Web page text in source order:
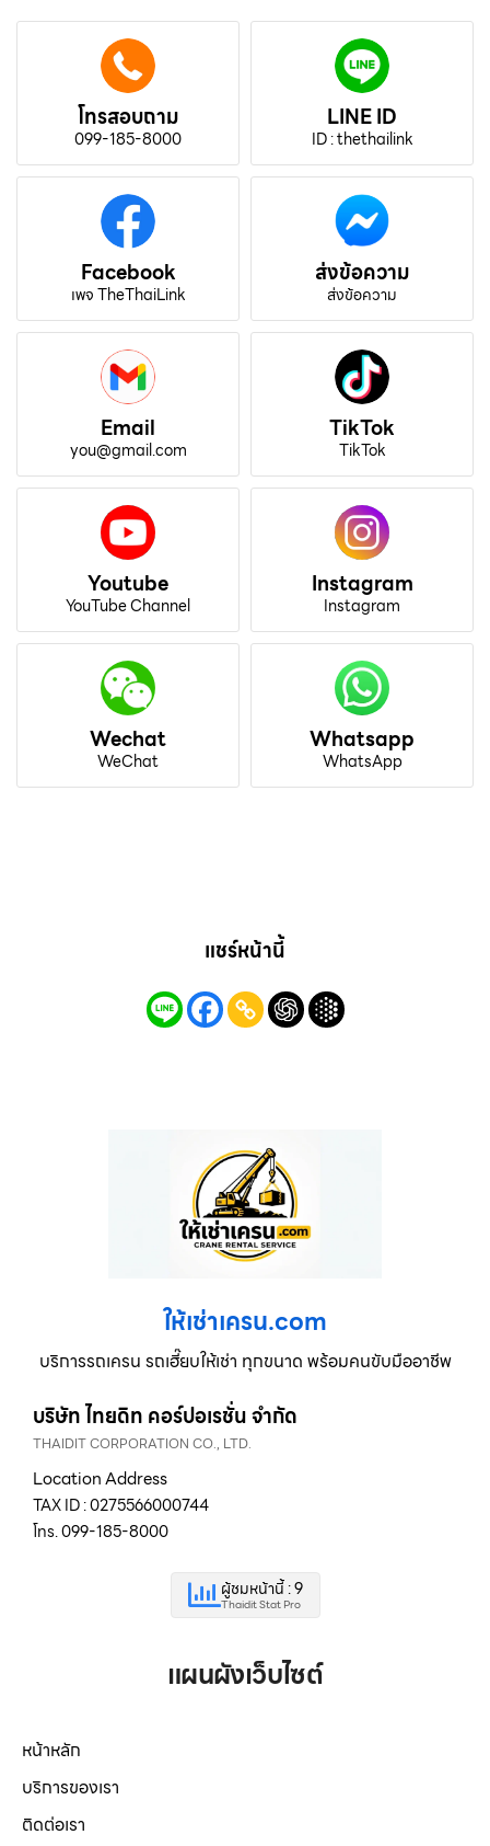
โทรสอบถาม
099-185-8000
LINE ID
ID : thethailink
Facebook
เพจ TheThaiLink
ส่งข้อความ
ส่งข้อความ
Email
you@gmail.com
TikTok
TikTok
Youtube
YouTube Channel
Instagram
Instagram
Wechat
WeChat
Whatsapp
WhatsApp
แชร์หน้านี้
ให้เช่าเครน.com
บริการรถเครน รถเฮี๊ยบให้เช่า ทุกขนาด พร้อมคนขับมืออาชีพ
บริษัท ไทยดิท คอร์ปอเรชั่น จำกัด
THAIDIT CORPORATION CO., LTD.
Location Address
TAX ID : 0275566000744
โทร. 099-185-8000
ผู้ชมหน้านี้ : 9
Thaidit Stat Pro
แผนผังเว็บไซต์
หน้าหลัก
บริการของเรา
ติดต่อเรา